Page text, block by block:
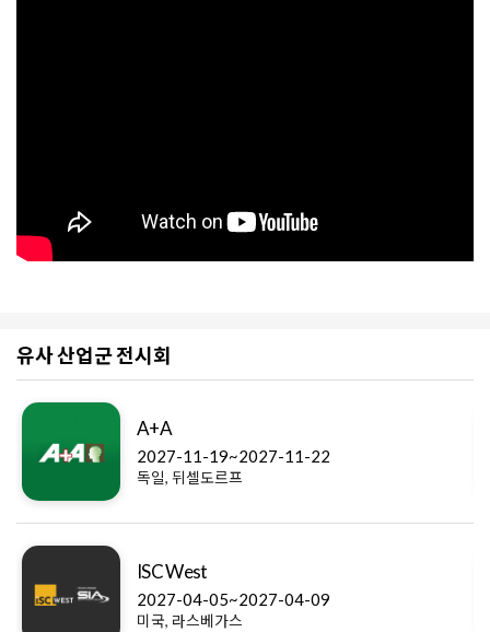
유사 산업군 전시회
A+A
2027-11-19~2027-11-22
독일, 뒤셀도르프
ISC West
2027-04-05~2027-04-09
미국, 라스베가스